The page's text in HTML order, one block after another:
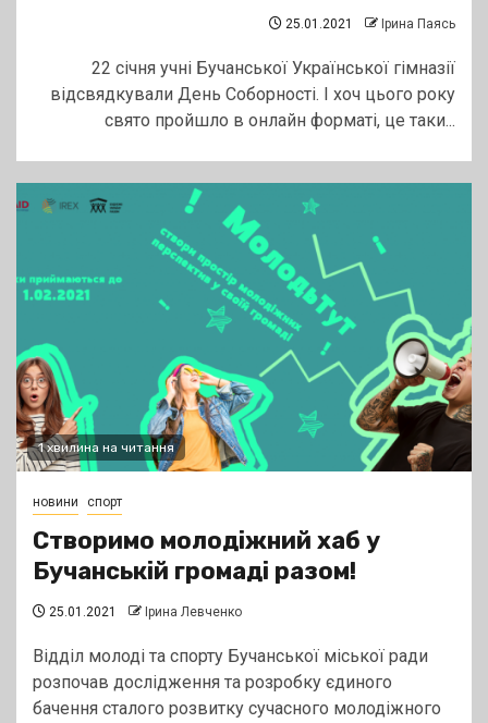
25.01.2021 Ірина Паясь
22 січня учні Бучанської Української гімназії
відсвядкували День Соборності. І хоч цього року
свято пройшло в онлайн форматі, це таки...
1 хвилина на читання
новини спорт
Створимо молодіжний хаб у
Бучанській громаді разом!
25.01.2021 Ірина Левченко
Відділ молоді та спорту Бучанської міської ради
розпочав дослідження та розробку єдиного
бачення сталого розвитку сучасного молодіжного